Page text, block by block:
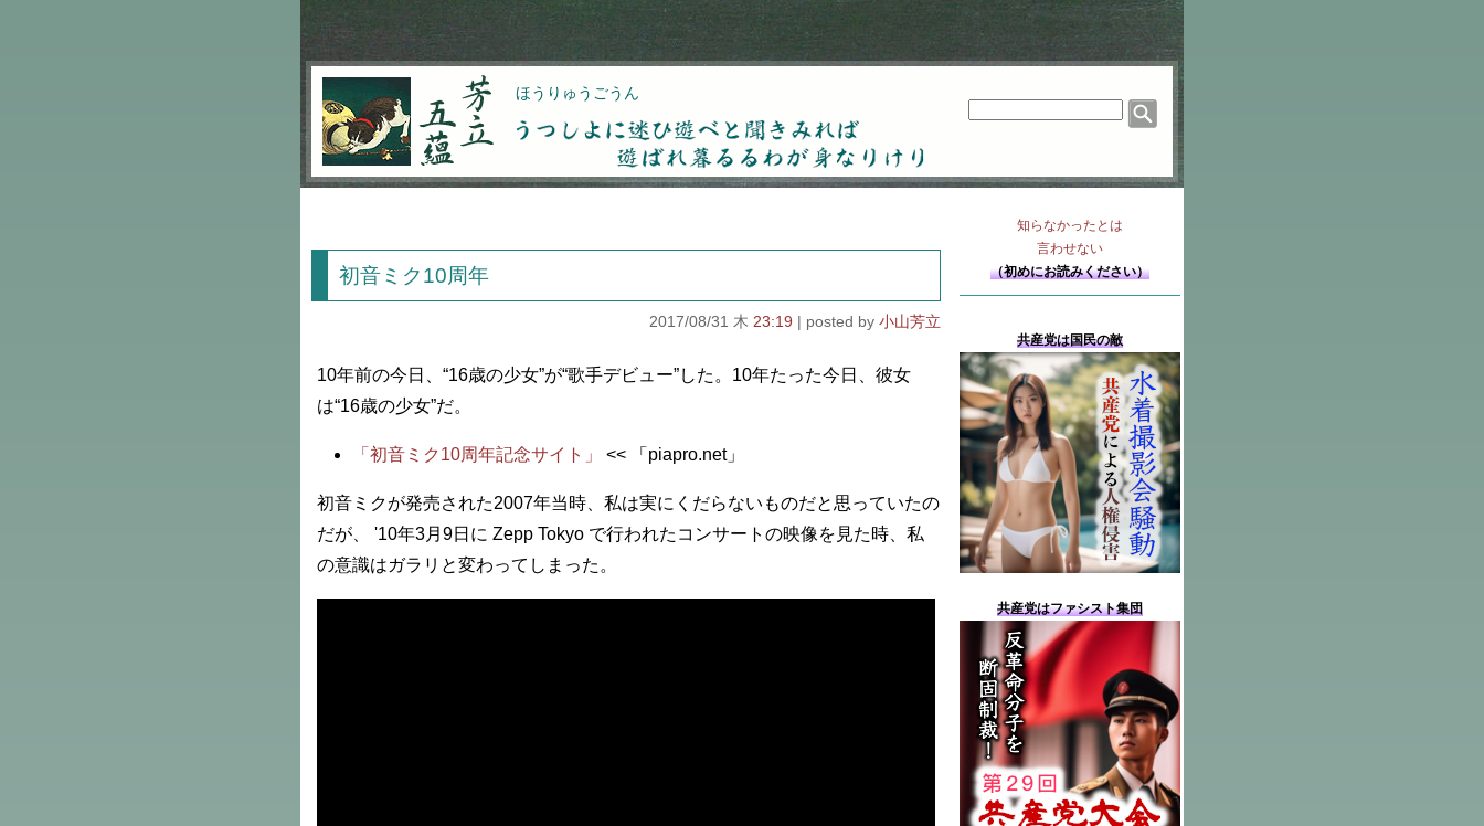
芳立五蘊 ほうりゅうごうん
うつしよに迷ひ遊べと聞きみれば遊ばれ暮るるわが
初音ミク10周年
2017/08/31 木 23:19 小山芳立
10年前の今日、“16歳の少女”が“歌手デビュー”した。10年たった今日、彼女
は“16歳の少女”だ。
「初音ミク10周年記念サイト」 << 「piapro.net」
初音ミクが発売された2007年当時、私は実にくだらないものだと思っていたの
だが、 '10年3月9日に Zepp Tokyo で行われたコンサートの映像を見た時、私
の意識はガラリと変わってしまった。
知らなかったとは
言わせない
（初めにお読みください）
共産党は国民の敵
共産党はファシスト集団